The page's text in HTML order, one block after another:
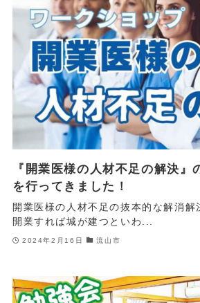
『開業医様の人材不足の解決』
を行ってきました！
開業医様の人材不足の抜本的な解消
開業すれば城が建つといわ...
2024年2月16日 流山市